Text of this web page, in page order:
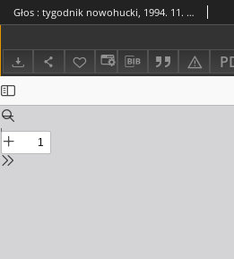
Głos : tygodnik nowohucki, 1994. 11. 04, nr 44